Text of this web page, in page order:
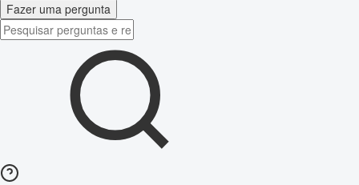
Fazer uma pergunta